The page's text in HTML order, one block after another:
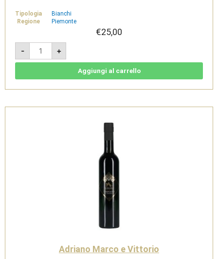
Tipologia
Bianchi
Regione
Piemonte
€25,00
-
Satifol
0,375
L
-
Vittorio
+
Aggiungi al carrello
Adriano Marco e Vittorio